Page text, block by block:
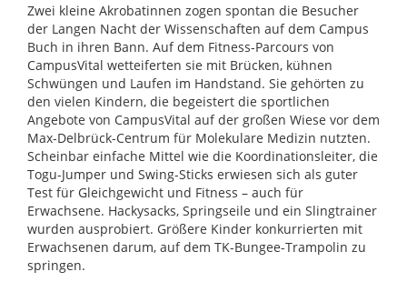
Zwei kleine Akrobatinnen zogen spontan die Besucher
der Langen Nacht der Wissenschaften auf dem Campus
Buch in ihren Bann. Auf dem Fitness-Parcours von
CampusVital wetteiferten sie mit Brücken, kühnen
Schwüngen und Laufen im Handstand. Sie gehörten zu
den vielen Kindern, die begeistert die sportlichen
Angebote von CampusVital auf der großen Wiese vor dem
Max-Delbrück-Centrum für Molekulare Medizin nutzten.
Scheinbar einfache Mittel wie die Koordinationsleiter, die
Togu-Jumper und Swing-Sticks erwiesen sich als guter
Test für Gleichgewicht und Fitness – auch für
Erwachsene. Hackysacks, Springseile und ein Slingtrainer
wurden ausprobiert. Größere Kinder konkurrierten mit
Erwachsenen darum, auf dem TK-Bungee-Trampolin zu
springen.